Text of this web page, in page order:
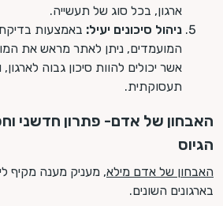
ארגון, בכל סוג של תעשייה.
ניהול סיכונים יעיל: באמצעות
המועמדים, ניתן לאתר מראש את
אשר יכולים להוות סיכון גבוה לארגון,
תעסוקתית.
האבחון של אדם- פתרון חדשני
הגיוס
האבחון של אדם מילא, מעניק מענה מקיף
בארגונים השונים.